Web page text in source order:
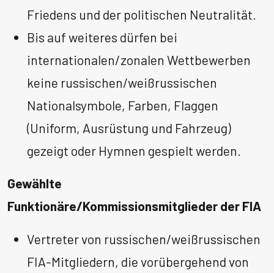
Friedens und der politischen Neutralität.
Bis auf weiteres dürfen bei
internationalen/zonalen Wettbewerben
keine russischen/weißrussischen
Nationalsymbole, Farben, Flaggen
(Uniform, Ausrüstung und Fahrzeug)
gezeigt oder Hymnen gespielt werden.
Gewählte
Funktionäre/Kommissionsmitglieder der FIA
Vertreter von russischen/weißrussischen
FIA-Mitgliedern, die vorübergehend von